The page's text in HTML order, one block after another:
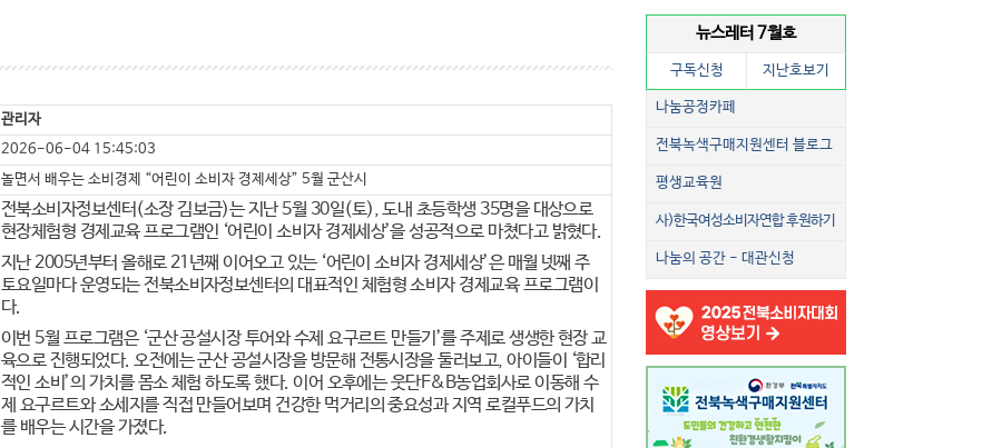
관리자
2026-06-04 15:45:03
놀면서 배우는 소비경제 “어린이 소비자 경제세상” 5월 군산시
전북소비자정보센터 (소장 김보금)는 지난 5월 30일(토),도내 초등학생 35명을 대상으로
현장체험형 경제교육 프로그램인 ‘어린이 소비자 경제세상’을 성공적으로 마쳤다고 밝혔다.
지난2005년부터 올해로21 년째 이어오고 있는 ‘어린이 소비자 경제세상’은 매월 넷째 주
토요일마다 운영되는 전북소비자정보센터의 대표적인 체험형 소비자 경제교육 프로그램이
다.
이번 5월 프로그램은 ‘군산 공설시장 투어와 수제 요구르트 만들기 ’를 주제로 생생한 현장 교
육으로 진행되었다.오전에는 군산 공설시장을 방문해 전통시장을 둘러보고,아이들이 ‘합리
적인 소비’의 가치를 몸소 체험 하도록 했다.이어 오후에는 웃단F&B농업회사로 이동해 수
제 요구르트와 소세지를 직접 만들어보며 건강한 먹거리의 중요성과 지역 로컬푸드의 가치
를 배우는 시간을 가졌다.
뉴스레터 7월호
구독신청 지난호보기
나눔공정카페
전북녹색구매지원센터 블로그
평생교육원
사)한국여성소비자연합 후원하기
나눔의 공간 - 대관신청